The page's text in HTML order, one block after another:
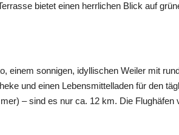
bietet einen herrlichen Blick auf
sonnigen, idyllischen Weiler mit
und einen Lebensmittelladen für den
– sind es nur ca. 12 km. Die